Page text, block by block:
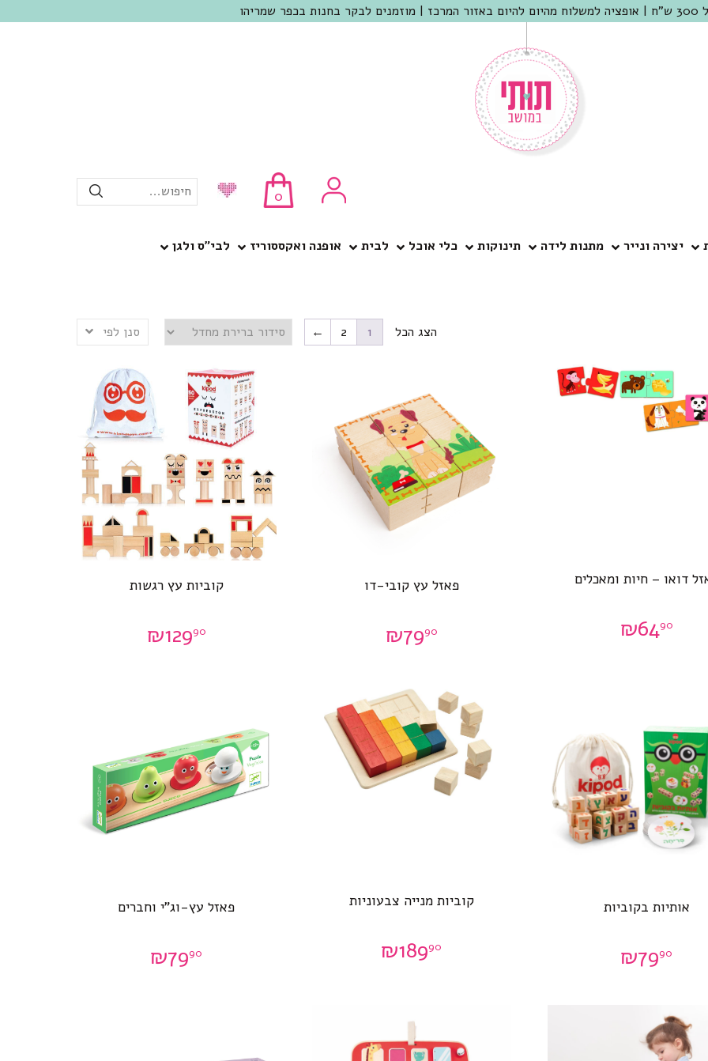
0 חיפוש...
יצירה ונייר מתנות לידה תינוקות כלי אוכל לבית אופנה ואקססוריז לבי”ס ולגן
סנן לפי 1
2
← הצג הכל
דואו – חיות ומאכלים
₪6490
פאזל עץ קובי-דו
₪7990
קוביות עץ רגשות
₪12990
אותיות בקוביות
₪7990
קוביות מנייה צבעוניות
₪18990
פאזל עץ-וג”י וחברים
₪7990